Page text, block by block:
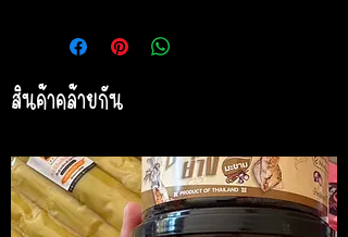
สินค้าคล้ายกัน